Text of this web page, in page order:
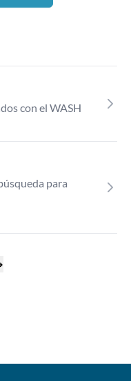
con el WASH
para